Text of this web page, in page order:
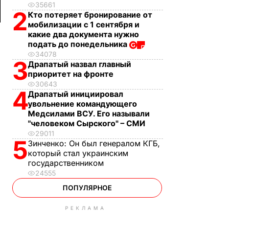
35661
2 Кто потеряет бронирование от
мобилизации с 1 сентября и
какие два документа нужно
подать до понедельника
34078
3Драпатый назвал главный
приоритет на фронте
30643
4Драпатый инициировал
увольнение командующего
Медсилами ВСУ. Его называли
"человеком Сырского" – СМИ
29011
5Зинченко: Он был генералом КГБ,
который стал украинским
государственником
24555
ПОПУЛЯРНОЕ
РЕКЛАМА